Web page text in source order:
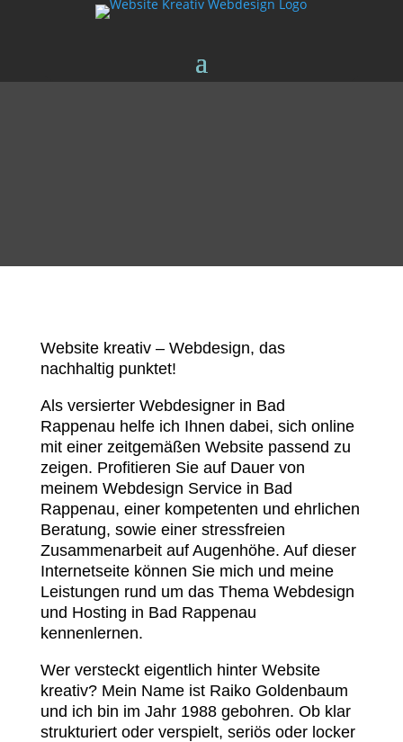
Website kreativ – Webdesign, das
nachhaltig punktet!
Als versierter Webdesigner in Bad
Rappenau helfe ich Ihnen dabei, sich online
mit einer zeitgemäßen Website passend zu
zeigen. Profitieren Sie auf Dauer von
meinem Webdesign Service in Bad
Rappenau, einer kompetenten und ehrlichen
Beratung, sowie einer stressfreien
Zusammenarbeit auf Augenhöhe. Auf dieser
Internetseite können Sie mich und meine
Leistungen rund um das Thema Webdesign
und Hosting in Bad Rappenau
kennenlernen.
Wer versteckt eigentlich hinter Website
kreativ? Mein Name ist Raiko Goldenbaum
und ich bin im Jahr 1988 gebohren. Ob klar
strukturiert oder verspielt, seriös oder locker